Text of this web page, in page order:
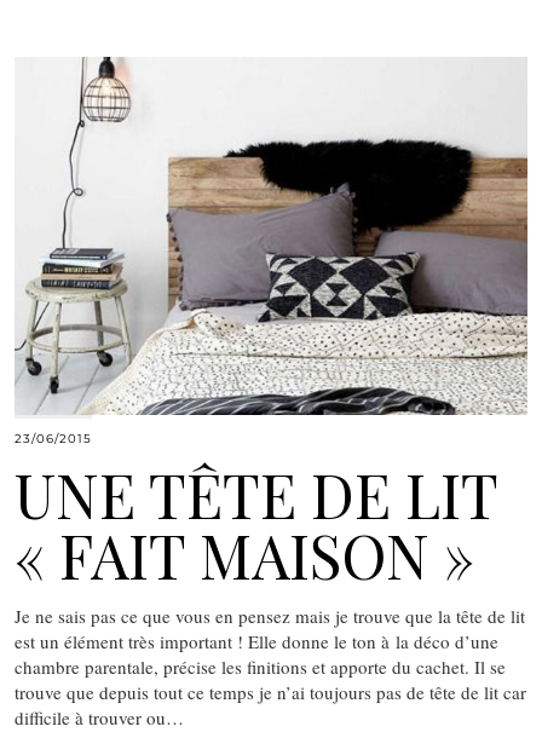
23/06/2015
UNE TÊTE DE LIT
« FAIT MAISON »
Je ne sais pas ce que vous en pensez mais je trouve que la tête de lit
est un élément très important ! Elle donne le ton à la déco d’une
chambre parentale, précise les finitions et apporte du cachet. Il se
trouve que depuis tout ce temps je n’ai toujours pas de tête de lit car
difficile à trouver ou…